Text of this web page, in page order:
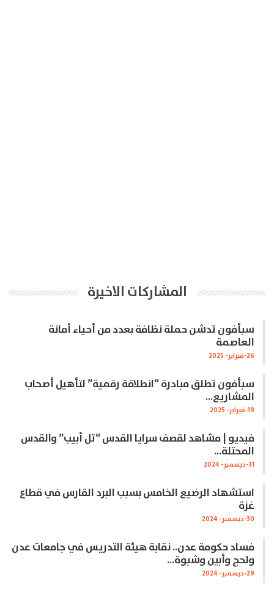
المشاركات الاخيرة
سبأفون تدشن حملة نظافة بعدد من أحياء أمانة
العاصمة
26-فبراير- 2025
سبأفون تطلق مبادرة “انطلاقة رقمية” لتأهيل أصحاب
المشاريع…
19-فبراير- 2025
فيديو | مشاهد لقصف سرايا القدس “تل أبيب” والقدس
المحتلة…
31-ديسمبر- 2024
استشهاد الرضيع الخامس بسبب البرد القارس في قطاع
غزة
30-ديسمبر- 2024
فساد حكومة عدن.. نقابة هيئة التدريس في جامعات عدن
ولحج وأبين وشبوة…
29-ديسمبر- 2024